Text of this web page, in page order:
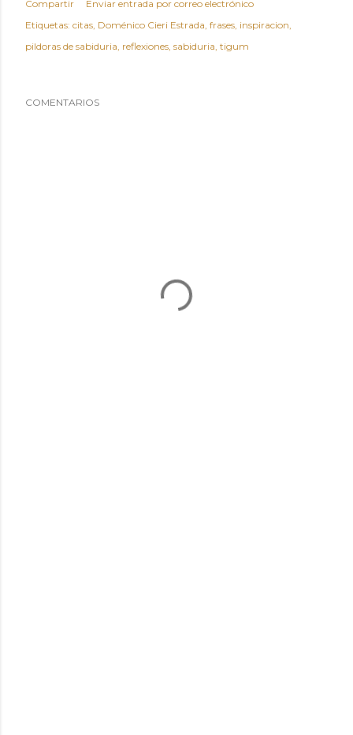
Compartir
Enviar entrada por correo electrónico
Etiquetas: citas Doménico Cieri Estrada frases inspiracion
pildoras de sabiduria reflexiones sabiduria tigum
COMENTARIOS